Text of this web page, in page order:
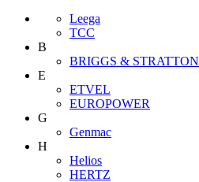
Leega
ТСС
B
BRIGGS & STRATTON
E
ETVEL
EUROPOWER
G
Genmac
H
Helios
HERTZ